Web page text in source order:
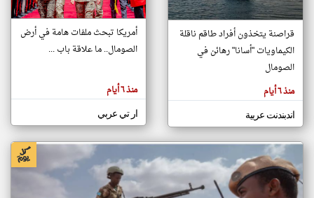
تغيير الدولة
اخبار الصومال على مدار الساعة
أهم اخبار الصومال العاجلة والمباشرة
المقالات
هنا عن
وجهة
كاتبيها.
قراصنة يتخذون أفراد طاقم ناقلة
الكيماويات "أسانا" رهائن في
الصومال
منذ ٦ أيام
اندبندنت عربية
أمريكا تبحث ملفات هامة في أرض
الصومال.. ما علاقة باب ...
منذ ٦ أيام
ار تي عربي
klyoum.com